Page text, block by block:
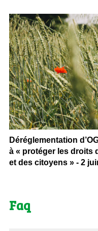
Déréglementation
à « protéger les droits
et des citoyens » - 2
Faq